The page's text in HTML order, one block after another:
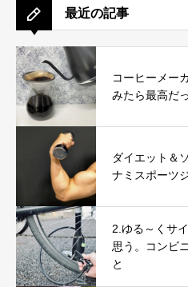
最近の記事
コーヒーメー
みたら最高だ
ダイエット＆
ナミスポーツ
2.ゆる～くサ
思う。コンビ
と